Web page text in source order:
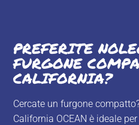
PREFERITE
FURGONE
CALIFORNIA?
Cercate un furgone
California OCEAN è ideale